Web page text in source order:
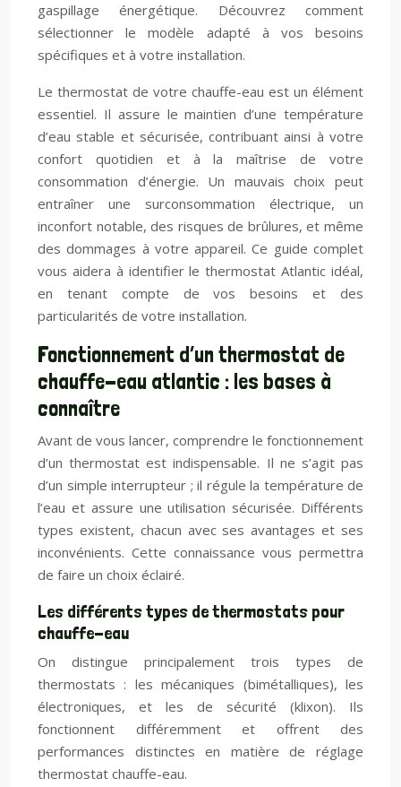
gaspillage énergétique. Découvrez comment
sélectionner le modèle adapté à vos besoins
spécifiques et à votre installation.
Le thermostat de votre chauffe-eau est un élément
essentiel. Il assure le maintien d’une température
d’eau stable et sécurisée, contribuant ainsi à votre
confort quotidien et à la maîtrise de votre
consommation d’énergie. Un mauvais choix peut
entraîner une surconsommation électrique, un
inconfort notable, des risques de brûlures, et même
des dommages à votre appareil. Ce guide complet
vous aidera à identifier le thermostat Atlantic idéal,
en tenant compte de vos besoins et des
particularités de votre installation.
Fonctionnement d’un thermostat de
chauffe-eau atlantic : les bases à
connaître
Avant de vous lancer, comprendre le fonctionnement
d’un thermostat est indispensable. Il ne s’agit pas
d’un simple interrupteur ; il régule la température de
l’eau et assure une utilisation sécurisée. Différents
types existent, chacun avec ses avantages et ses
inconvénients. Cette connaissance vous permettra
de faire un choix éclairé.
Les différents types de thermostats pour
chauffe-eau
On distingue principalement trois types de
thermostats : les mécaniques (bimétalliques), les
électroniques, et les de sécurité (klixon). Ils
fonctionnent différemment et offrent des
performances distinctes en matière de réglage
thermostat chauffe-eau.